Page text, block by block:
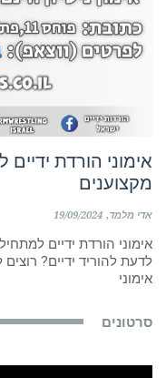
אימוני הורדת
מקצוענים
אדי מלמד 19/09/2024
אימוני הורדת ידיים
לדעת להוריד ידיים?
אימוני
סרטונים